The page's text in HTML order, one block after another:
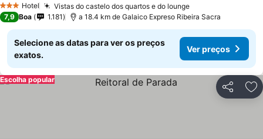
3 EstrelasHotel Vistas do castelo dos quartos e do lounge
7,9 Boa 1.181 a 18.4 km de Galaico Expreso Ribeira Sacra
Selecione as datas para ver os preços
exatos.
Ver preços
Partilhar
Escolha popular